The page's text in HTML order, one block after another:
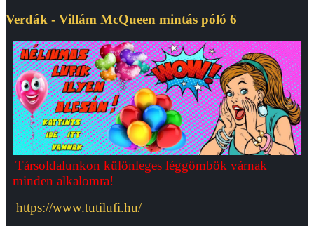
Verdák - Villám McQueen mintás póló 6
Társoldalunkon különleges léggömbök várnak
minden alkalomra!
https://www.tutilufi.hu/